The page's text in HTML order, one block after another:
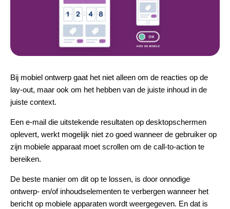
Bij mobiel ontwerp gaat het niet alleen om de reacties op de
lay-out, maar ook om het hebben van de juiste inhoud in de
juiste context.
Een e-mail die uitstekende resultaten op desktopschermen
oplevert, werkt mogelijk niet zo goed wanneer de gebruiker op
zijn mobiele apparaat moet scrollen om de call-to-action te
bereiken.
De beste manier om dit op te lossen, is door onnodige
ontwerp- en/of inhoudselementen te verbergen wanneer het
bericht op mobiele apparaten wordt weergegeven. En dat is